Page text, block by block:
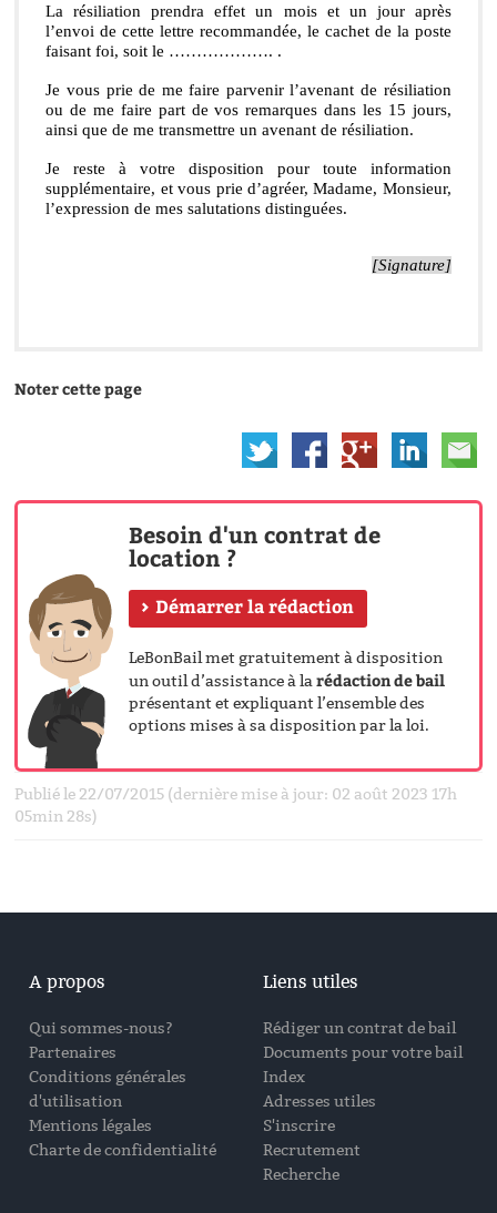
La résiliation prendra effet un mois et un jour après
l’envoi de cette lettre recommandée, le cachet de la poste
faisant foi, soit le ………………. .
Je vous prie de me faire parvenir l’avenant de résiliation
ou de me faire part de vos remarques dans les 15 jours,
ainsi que de me transmettre un avenant de résiliation.
Je reste à votre disposition pour toute information
supplémentaire, et vous prie d’agréer, Madame, Monsieur,
l’expression de mes salutations distinguées.
[Signature]
Noter cette page
Besoin d'un contrat de
location ?
Démarrer la rédaction
LeBonBail met gratuitement à disposition
un outil d’assistance à larédaction de bail
présentant et expliquant l’ensemble des
options mises à sa disposition par la loi.
Publié le 22/07/2015 (dernière mise à jour: 02 août 2023 17h
05min 28s)
A propos
Qui sommes-nous?
Partenaires
Conditions générales
d'utilisation
Mentions légales
Charte de confidentialité
Liens utiles
Rédiger un contrat de bail
Documents pour votre bail
Index
Adresses utiles
S'inscrire
Recrutement
Recherche